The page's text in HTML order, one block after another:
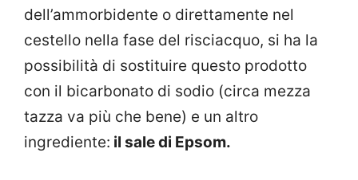
dell’ammorbidente o direttamente nel
cestello nella fase del risciacquo, si ha la
possibilità di sostituire questo prodotto
con il bicarbonato di sodio (circa mezza
tazza va più che bene) e un altro
ingrediente: il sale di Epsom.